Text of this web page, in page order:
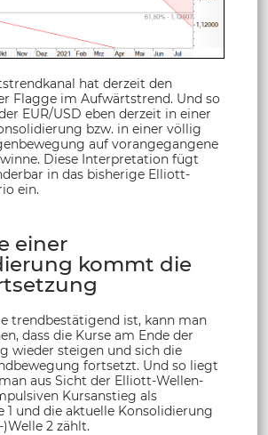
hat derzeit den
Flagge im Aufwärtstrend. Und so
EUR/USD eben derzeit in einer
bzw. in einer völlig
auf vorangegangene
Diese Interpretation fügt
in das bisherige Elliott-
ein.
einer
kommt die
trendbestätigend ist, kann man
dass die Kurse am Ende der
wieder steigen und sich die
fortsetzt. Und so liegt
aus Sicht der Elliott-Wellen-
Kursanstieg als
1 und die aktuelle Konsolidierung
2 zählt.